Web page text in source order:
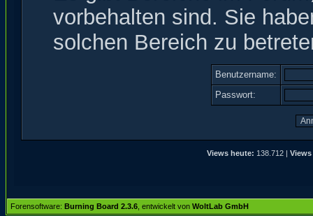
vorbehalten sind. Sie
solchen Bereich zu
Benutzername:
Passwort:
Views heute: 138.712 |
Forensoftware: Burning Board 2.3.6 , entwickelt von WoltLab GmbH